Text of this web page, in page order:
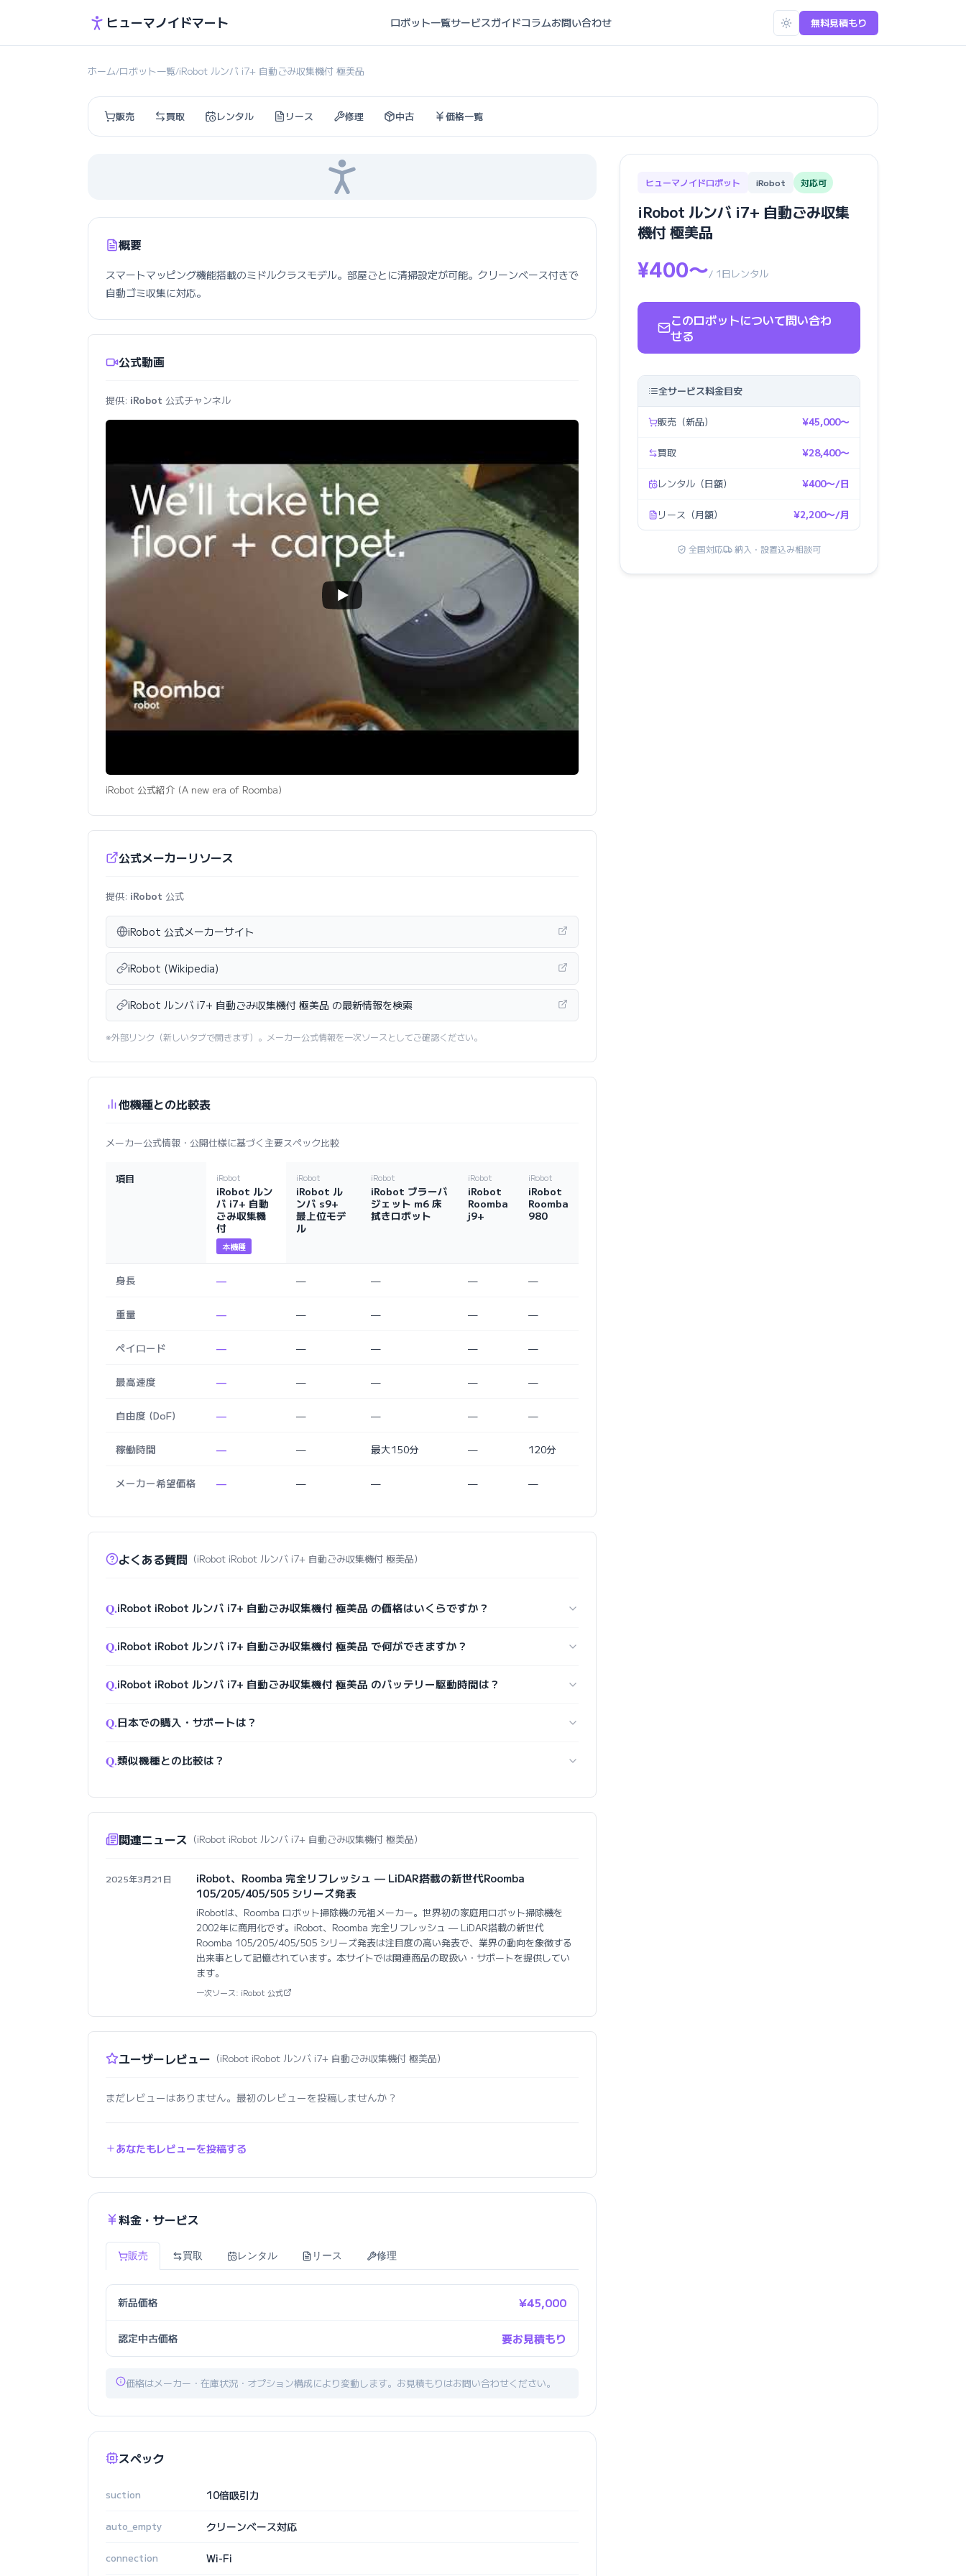
ヒューマノイドマート ロボット一覧サービスガイドコラムお問い合わせ 無料見積もり
ホーム/ロボット一覧/iRobot ルンバ i7+ 自動ごみ収集機付 極美品
販売 買取 レンタル リース 修理 中古 価格一覧
概要
スマートマッピング機能搭載のミドルクラスモデル。部屋ごとに清掃設定が可能。クリーンベース付きで
自動ゴミ収集に対応。
公式動画
提供: iRobot 公式チャンネル
iRobot 公式紹介 (A new era of Roomba)
公式メーカーリソース
提供: iRobot 公式
iRobot 公式メーカーサイト
iRobot (Wikipedia)
iRobot ルンバ i7+ 自動ごみ収集機付 極美品 の最新情報を検索
※外部リンク（新しいタブで開きます）。メーカー公式情報を一次ソースとしてご確認ください。
他機種との比較表
メーカー公式情報・公開仕様に基づく主要スペック比較
項目 iRobot
iRobot ルン
バ i7+ 自動
ごみ収集機
付
本機種
iRobot
iRobot ル
ンバ s9+
最上位モデ
ル
iRobot
iRobot ブラーバ
ジェット m6 床
拭きロボット
iRobot
iRobot
Roomba
j9+
iRobot
iRobot
Roomba
980
身長 — — — — —
重量 — — — — —
ペイロード — — — — —
最高速度 — — — — —
自由度 (DoF) — — — — —
稼働時間 — — 最大150分 — 120分
メーカー希望価格 — — — — —
よくある質問 （iRobot iRobot ルンバ i7+ 自動ごみ収集機付 極美品）
Q.iRobot iRobot ルンバ i7+ 自動ごみ収集機付 極美品 の価格はいくらですか？
Q.iRobot iRobot ルンバ i7+ 自動ごみ収集機付 極美品 で何ができますか？
Q.iRobot iRobot ルンバ i7+ 自動ごみ収集機付 極美品 のバッテリー駆動時間は？
Q.日本での購入・サポートは？
Q.類似機種との比較は？
関連ニュース （iRobot iRobot ルンバ i7+ 自動ごみ収集機付 極美品）
2025年3月21日
iRobot、Roomba 完全リフレッシュ — LiDAR搭載の新世代Roomba
105/205/405/505 シリーズ発表
iRobotは、Roomba ロボット掃除機の元祖メーカー。世界初の家庭用ロボット掃除機を
2002年に商用化です。iRobot、Roomba 完全リフレッシュ — LiDAR搭載の新世代
Roomba 105/205/405/505 シリーズ発表は注目度の高い発表で、業界の動向を象徴する
出来事として記憶されています。本サイトでは関連商品の取扱い・サポートを提供してい
ます。
一次ソース: iRobot 公式
ユーザーレビュー （iRobot iRobot ルンバ i7+ 自動ごみ収集機付 極美品）
まだレビューはありません。最初のレビューを投稿しませんか？
あなたもレビューを投稿する
料金・サービス
販売 買取 レンタル リース 修理
新品価格 ¥45,000
認定中古価格 要お見積もり
価格はメーカー・在庫状況・オプション構成により変動します。お見積もりはお問い合わせください。
スペック
suction 10倍吸引力
auto_empty クリーンベース対応
connection Wi-Fi
ヒューマノイドロボット iRobot 対応可
iRobot ルンバ i7+ 自動ごみ収集
機付 極美品
¥400〜/ 1日レンタル
このロボットについて問い合わ
せる
全サービス料金目安
販売（新品） ¥45,000〜
買取 ¥28,400〜
レンタル（日額） ¥400〜/日
リース（月額） ¥2,200〜/月
全国対応 納入・設置込み相談可